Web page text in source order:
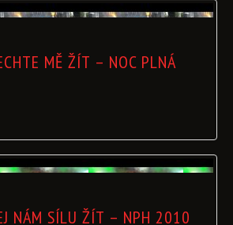
MĚ ŽÍT – NOC PLNÁ
NÁM SÍLU ŽÍT – NPH 2010